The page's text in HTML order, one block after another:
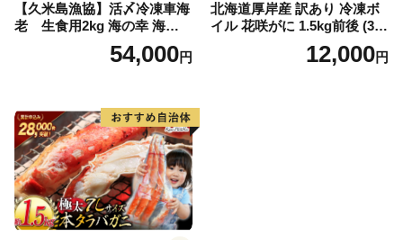
【久米島漁協】活〆冷凍車海
老 生食用2kg 海の幸 海鮮
車えび クルマエビ 高級食材
生食 刺身 鮮度抜群 プリプリ
り物 お歳暮 お中元
54,000円
北海道厚岸産 訳あり 冷凍ボ
イル 花咲がに 1.5kg前後 (3尾
～5尾入) 蟹 花咲ガニ 魚介類
魚介 [№5863-1090]12,000円